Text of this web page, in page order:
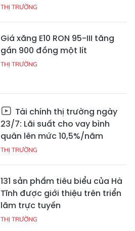
THỊ TRƯỜNG
Giá xăng E10 RON 95-III tăng
gần 900 đồng một lít
THỊ TRƯỜNG
Tài chính thị trường ngày
23/7: Lãi suất cho vay bình
quân lên mức 10,5%/năm
THỊ TRƯỜNG
131 sản phẩm tiêu biểu của Hà
Tĩnh được giới thiệu trên triển
lãm trực tuyến
THỊ TRƯỜNG